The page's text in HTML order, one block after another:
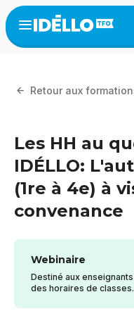
Aller
au
contenu
Open
menu
Retour aux
Les HH au
IDÉLLO:
(1re à 4e) à
convenance
Webinaire
Destiné aux
des horaires de classes.